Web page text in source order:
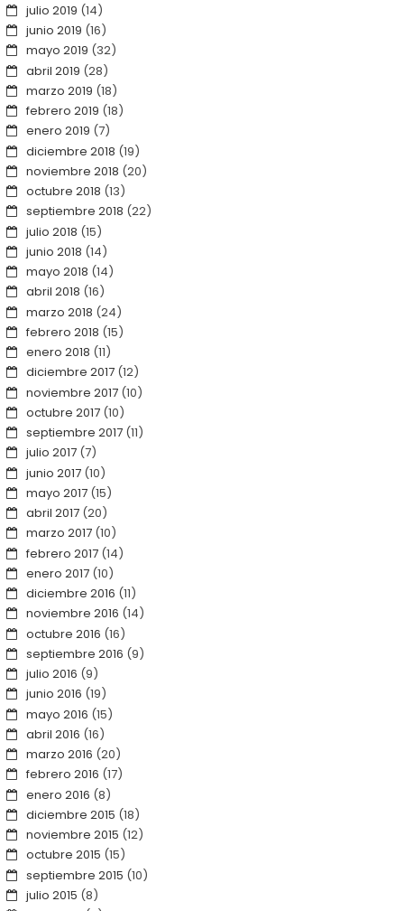
julio 2019 (14)
junio 2019 (16)
mayo 2019 (32)
abril 2019 (28)
marzo 2019 (18)
febrero 2019 (18)
enero 2019 (7)
diciembre 2018 (19)
noviembre 2018 (20)
octubre 2018 (13)
septiembre 2018 (22)
julio 2018 (15)
junio 2018 (14)
mayo 2018 (14)
abril 2018 (16)
marzo 2018 (24)
febrero 2018 (15)
enero 2018 (11)
diciembre 2017(12)
noviembre 2017(10)
octubre 2017(10)
septiembre 2017(11)
julio 2017(7)
junio 2017(10)
mayo 2017(15)
abril 2017(20)
marzo 2017(10)
febrero 2017(14)
enero 2017(10)
diciembre 2016 (11)
noviembre 2016 (14)
octubre 2016 (16)
septiembre 2016 (9)
julio 2016 (9)
junio 2016 (19)
mayo 2016 (15)
abril 2016 (16)
marzo 2016 (20)
febrero 2016 (17)
enero 2016 (8)
diciembre 2015 (18)
noviembre 2015 (12)
octubre 2015 (15)
septiembre 2015 (10)
julio 2015 (8)